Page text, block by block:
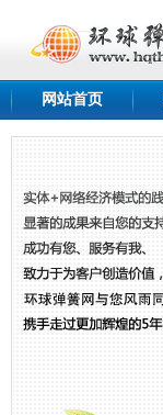
网站首页